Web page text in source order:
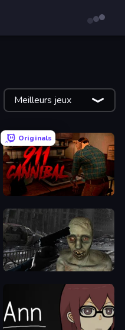
Meilleurs jeux
Originals
911: Cannibal
C-Virus Game: Outbreak